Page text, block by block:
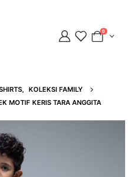
0
, KOLEKSI FAMILY
MOTIF KERIS TARA ANGGITA